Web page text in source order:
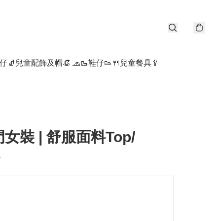
🧦 兒童配飾及帽👒 🧢🥾鞋仔👟 🍴兒童餐具🥄
女裝 | 舒服面料Top/